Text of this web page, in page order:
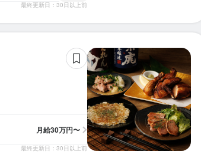
最終更新日：30日以上前
月給30万円〜
最終更新日：30日以上前